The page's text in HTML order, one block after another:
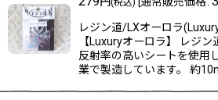
(税込)
レジン道/LXオーロラ
【Luxuryオーロラ】 レジ
反射率の高いシートを使用
業で製造しています。 約